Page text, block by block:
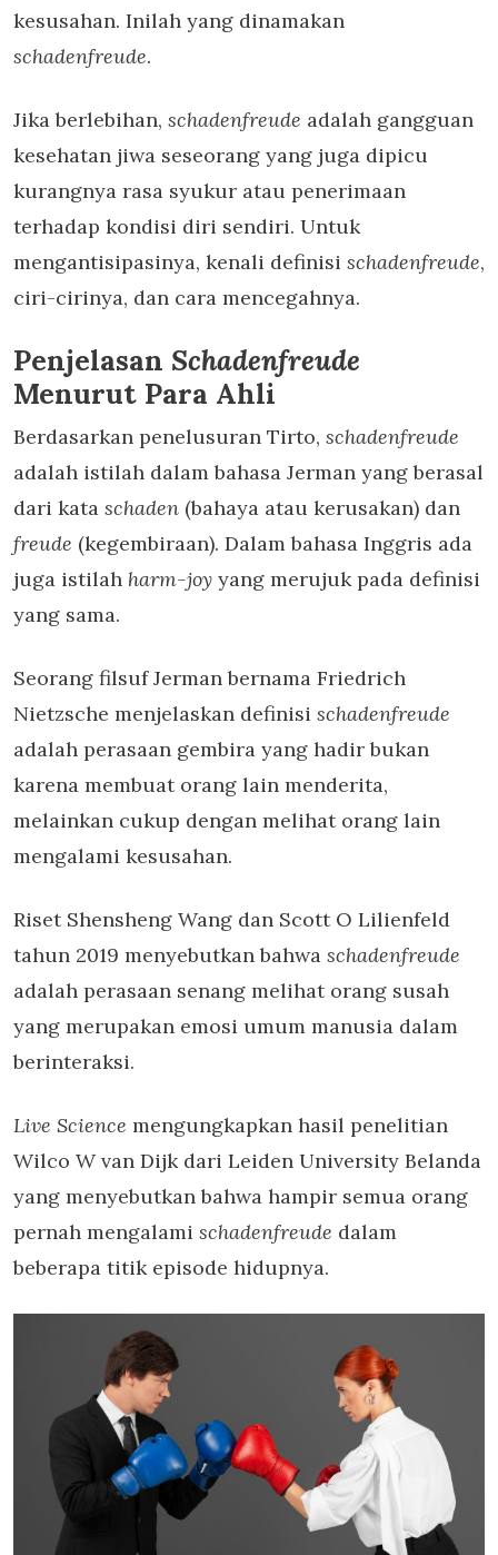
kesusahan. Inilah yang dinamakan
schadenfreude.
Jika berlebihan, schadenfreude adalah gangguan
kesehatan jiwa seseorang yang juga dipicu
kurangnya rasa syukur atau penerimaan
terhadap kondisi diri sendiri. Untuk
mengantisipasinya, kenali definisi schadenfreude,
ciri-cirinya, dan cara mencegahnya.
Penjelasan Schadenfreude
Menurut Para Ahli
Berdasarkan penelusuran Tirto, schadenfreude
adalah istilah dalam bahasa Jerman yang berasal
dari kata schaden (bahaya atau kerusakan) dan
freude (kegembiraan). Dalam bahasa Inggris ada
juga istilah harm-joy yang merujuk pada definisi
yang sama.
Seorang filsuf Jerman bernama Friedrich
Nietzsche menjelaskan definisi schadenfreude
adalah perasaan gembira yang hadir bukan
karena membuat orang lain menderita,
melainkan cukup dengan melihat orang lain
mengalami kesusahan.
Riset Shensheng Wang dan Scott O Lilienfeld
tahun 2019 menyebutkan bahwa schadenfreude
adalah perasaan senang melihat orang susah
yang merupakan emosi umum manusia dalam
berinteraksi.
Live Science mengungkapkan hasil penelitian
Wilco W van Dijk dari Leiden University Belanda
yang menyebutkan bahwa hampir semua orang
pernah mengalami schadenfreude dalam
beberapa titik episode hidupnya.